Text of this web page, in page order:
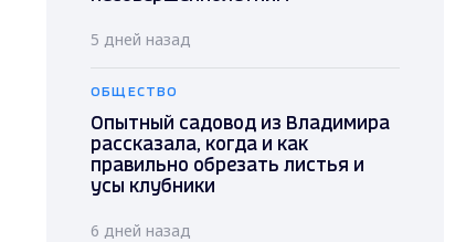
5 дней назад
ОБЩЕСТВО
Опытный садовод из Владимира
рассказала, когда и как
правильно обрезать листья и
усы клубники
6 дней назад